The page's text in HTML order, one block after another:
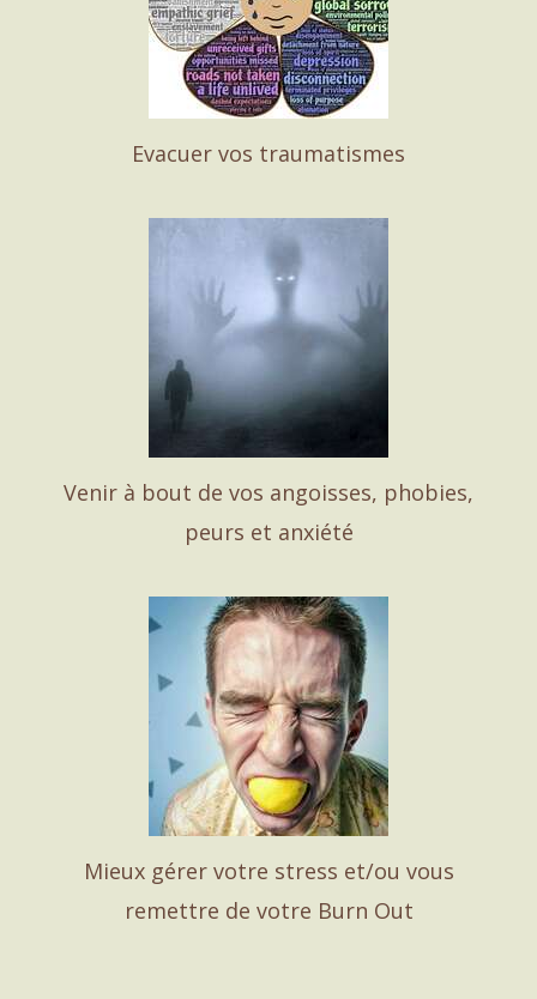
Evacuer vos traumatismes
Venir à bout de vos angoisses, phobies,
peurs et anxiété
Mieux gérer votre stress et/ou vous
remettre de votre Burn Out